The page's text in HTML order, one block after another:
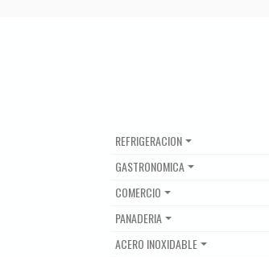
REFRIGERACION
GASTRONOMICA
COMERCIO
PANADERIA
ACERO INOXIDABLE